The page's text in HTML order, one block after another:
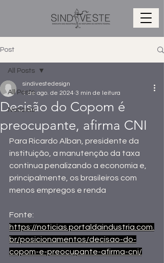
Post
All Posts
Notícias
All Posts
Decisão do Copom é
preocupante, afirma CNI
sindivestedesign
1 de ago. de 2024 3 min de leitura
Para Ricardo Alban, presidente da
instituição, a manutenção da taxa
continua penalizando a economia e,
principalmente, os brasileiros com
menos empregos e renda
Fonte:
https://noticias.portaldaindustria.com.
br/posicionamentos/decisao-do-
copom-e-preocupante-afirma-cni/